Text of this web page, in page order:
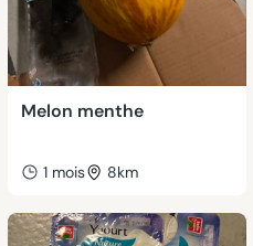
Melon menthe
1 mois 8km